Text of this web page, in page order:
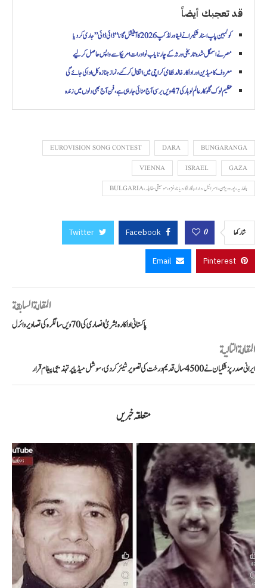
قد تعجبك أيضاً
کولمبین پاپ اسٹار شکیرا نے فیفا ورلڈ کپ 2026 کا آفیشل گانا “ڈائی ڈائی” جاری کر دیا
مصر نے اسمگل شدہ تاریخی ورثہ کے چار نایاب نوادرات امریکا سے واپس حاصل کر لیے
معروف کامیڈین اور اداکار خالد نظامی کراچی میں انتقال کر گئے، نماز جنازہ کل ادا کی جائے گی
عظیم لوک گلوکار عالم لوہار کی 47ویں برسی آج منائی جا رہی ہے، فن آج بھی دلوں میں زندہ
BUNGARANGA
DARA
EUROVISION SONG CONTEST
GAZA
ISRAEL
VIENNA
بلغاریہ، یوروویژن، اسرائیل، دارا، بنگارنگا، ویانا، غزہ، موسیقی مقابلہ، BULGARIA
شاركها 0
Facebook
Twitter
Pinterest
Email
المقالة السابقة
پاکستانی اداکارہ بشریٰ انصاری کی 70ویں سالگرہ کی تصاویر وائرل
المقالة التالية
ایرانی صدر پزشکیان نے 4500 سال قدیم درخت کی تصویر شیئر کردی، سوشل میڈیا پر تہذیبی پیغام قرار
متعلقہ خبریں